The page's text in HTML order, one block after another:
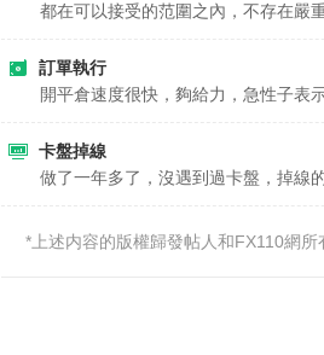
都在可以接受的范圍之內，不存在嚴
訂單執行
開平倉速度很快，夠給力，急性子表
卡盤掉線
做了一年多了，沒遇到過卡盤，掉線
*上述内容的版權歸發帖人和FX110網